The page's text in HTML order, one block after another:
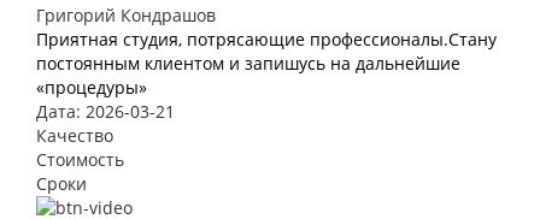
Григорий Кондрашов
Приятная студия, потрясающие профессионалы.Стану
постоянным клиентом и запишусь на дальнейшие
«процедуры»
Дата: 2026-03-21
Качество
Стоимость
Сроки